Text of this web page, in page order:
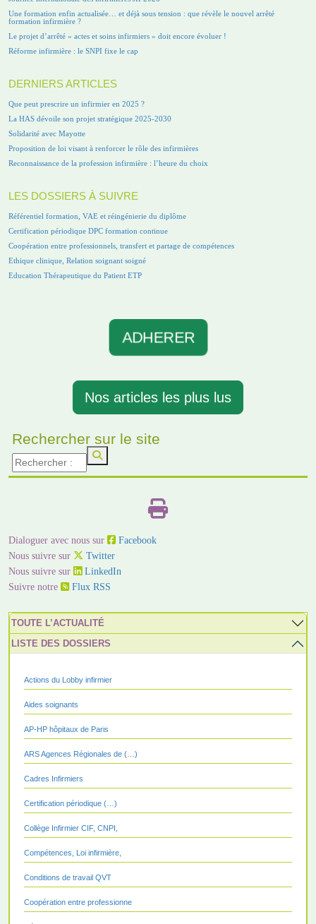
Une formation enfin actualisée… et déjà sous tension : que révèle le nouvel arrêté
formation infirmière ?
Le projet d’arrêté « actes et soins infirmiers » doit encore évoluer !
Réforme infirmière : le SNPI fixe le cap
DERNIERS ARTICLES
Que peut prescrire un infirmier en 2025 ?
La HAS dévoile son projet stratégique 2025-2030
Solidarité avec Mayotte
Proposition de loi visant à renforcer le rôle des infirmières
Reconnaissance de la profession infirmière : l’heure du choix
LES DOSSIERS À SUIVRE
Référentiel formation, VAE et réingénierie du diplôme
Certification périodique DPC formation continue
Coopération entre professionnels, transfert et partage de compétences
Ethique clinique, Relation soignant soigné
Education Thérapeutique du Patient ETP
ADHERER
Nos articles les plus lus
Rechercher sur le site
Dialoguer avec nous sur
Facebook
Nous suivre sur
Twitter
Nous suivre sur
LinkedIn
Suivre notre
Flux RSS
TOUTE L’ACTUALITÉ
LISTE DES DOSSIERS
Actions du Lobby infirmier
Aides soignants
AP-HP hôpitaux de Paris
ARS Agences Régionales de (…)
Cadres Infirmiers
Certification périodique (…)
Collège Infirmier CIF, CNPI,
Compétences, Loi infirmière,
Conditions de travail QVT
Coopération entre professionne